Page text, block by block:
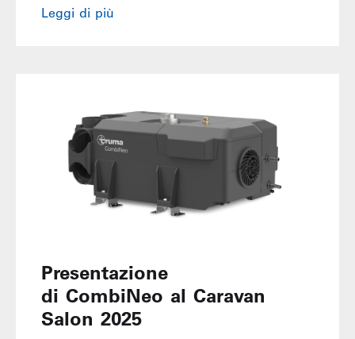
Leggi di più
Presentazione
di CombiNeo al Caravan
Salon 2025